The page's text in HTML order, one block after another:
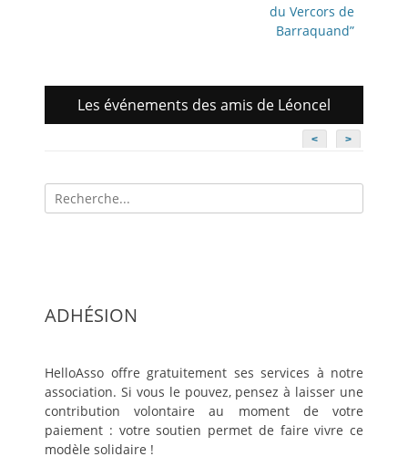
du Vercors de
Barraquand”
Les événements des amis de Léoncel
< >
Recherche
pour:
ADHÉSION
HelloAsso offre gratuitement ses services à notre
association. Si vous le pouvez, pensez à laisser une
contribution volontaire au moment de votre
paiement : votre soutien permet de faire vivre ce
modèle solidaire !